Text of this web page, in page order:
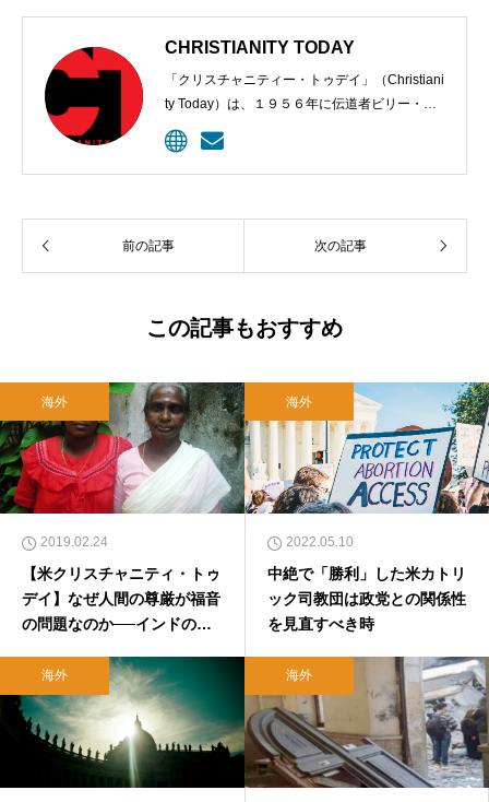
CHRISTIANITY TODAY
「クリスチャニティー・トゥデイ」（Christiani
ty Today）は、１９５６年に伝道者ビリー・グ
ラハムと編集長カール・ヘンリーにより創刊さ
れた、クリスチャンのための定期刊行物。９６
年、ウェブサイトが開設されて記事掲載が始め
ン指導者に毎月届けられ、オンラインの購読者
は１０００万に上る。
前の記事 次の記事
この記事もおすすめ
海外
2019.02.24
【米クリスチャニティ・トゥ
デイ】なぜ人間の尊厳が福音
の問題なのか──インドの女
海外
2022.05.10
中絶で「勝利」した米カトリ
ック司教団は政党との関係性
を見直すべき時
海外 海外